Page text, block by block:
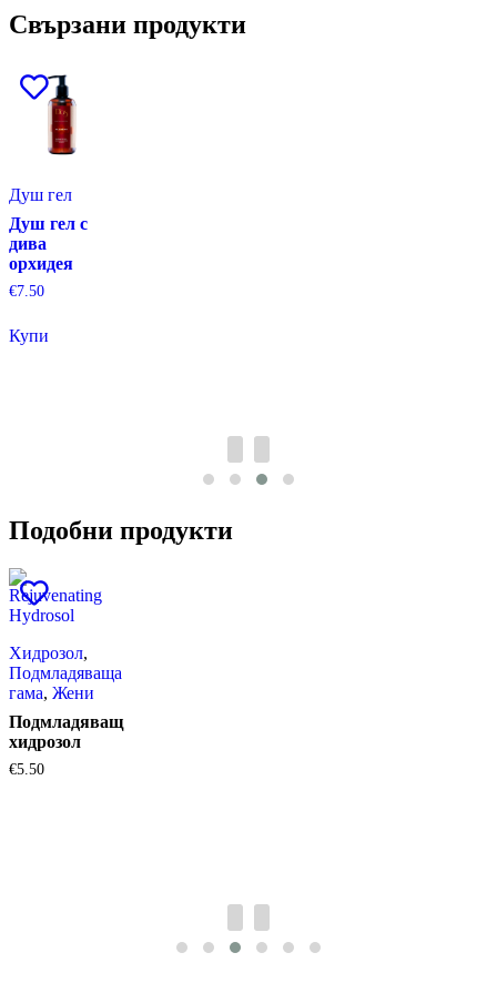
Свързани продукти
Душ гел
Душ гел с
дива
орхидея
€7.50
Купи
Подобни продукти
Хидрозол,
Подмладяваща
гама, Жени
Подмладяващ
хидрозол
€5.50